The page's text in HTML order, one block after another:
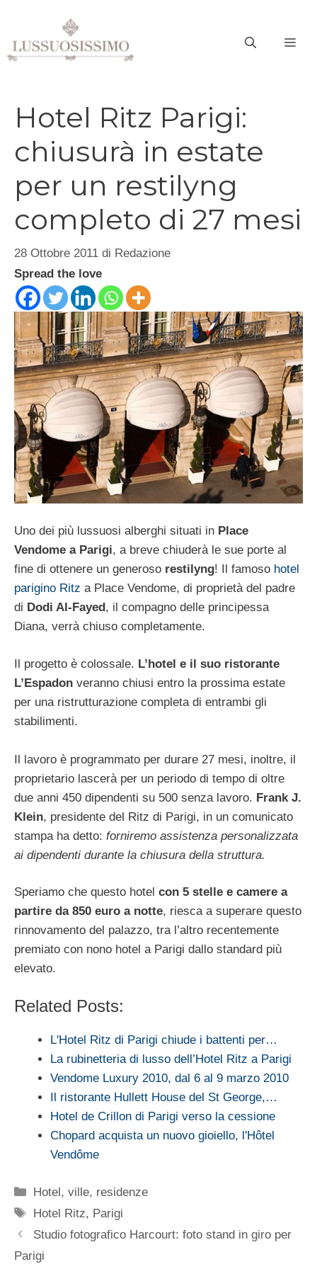
contenuto
Hotel Ritz Parigi:
chiusurà in estate
per un restilyng
completo di 27 mesi
28 Ottobre 2011 di Redazione
Spread the love
Uno dei più lussuosi alberghi situati in Place
Vendome a Parigi, a breve chiuderà le sue porte al
fine di ottenere un generoso restilyng! Il famoso hotel
parigino Ritz a Place Vendome, di proprietà del padre
di Dodi Al-Fayed , il compagno delle principessa
Diana, verrà chiuso completamente.
Il progetto è colossale. L’hotel e il suo ristorante
L’Espadon veranno chiusi entro la prossima estate
per una ristrutturazione completa di entrambi gli
stabilimenti.
Il lavoro è programmato per durare 27 mesi, inoltre, il
proprietario lascerà per un periodo di tempo di oltre
due anni 450 dipendenti su 500 senza lavoro. Frank J.
Klein, presidente del Ritz di Parigi, in un comunicato
stampa ha detto: forniremo assistenza personalizzata
ai dipendenti durante la chiusura della struttura.
Speriamo che questo hotel con 5 stelle e camere a
partire da 850 euro a notte, riesca a superare questo
rinnovamento del palazzo, tra l’altro recentemente
premiato con nono hotel a Parigi dallo standard più
elevato.
Related Posts:
L'Hotel Ritz di Parigi chiude i battenti per…
La rubinetteria di lusso dell’Hotel Ritz a Parigi
Vendome Luxury 2010, dal 6 al 9 marzo 2010
Il ristorante Hullett House del St George,…
Hotel de Crillon di Parigi verso la cessione
Chopard acquista un nuovo gioiello, l'Hôtel
Vendôme
Categorie
Hotel, ville, residenze
Tag
Hotel Ritz, Parigi
Studio fotografico Harcourt: foto stand in giro per
Parigi